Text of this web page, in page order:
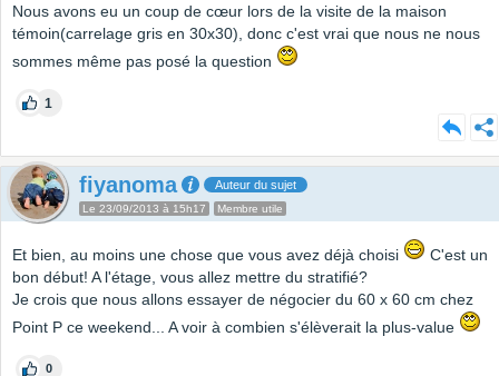
Nous avons eu un coup de cœur lors de la visite de la maison
témoin(carrelage gris en 30x30), donc c'est vrai que nous ne nous
sommes même pas posé la question
1
fiyanoma Auteur du sujet
Le 23/09/2013 à 15h17 Membre utile
Et bien, au moins une chose que vous avez déjà choisi
C'est un
bon début! A l'étage, vous allez mettre du stratifié?
Je crois que nous allons essayer de négocier du 60 x 60 cm chez
Point P ce weekend... A voir à combien s'élèverait la plus-value
0